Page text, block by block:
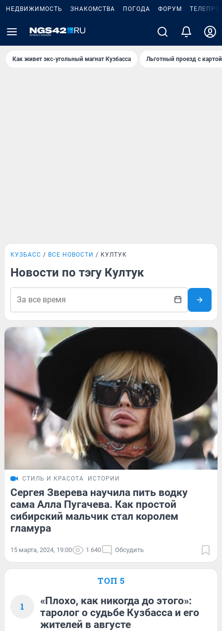
НЕДВИЖИМОСТЬ ЗНАКОМСТВА ПОГОДА ФОРУМ
Как живет экс-угольный магнат Кузбасса Льготный проезд с
КУЗБАСС ВСЕ НОВОСТИ КУЛТУК
Новости по тэгу Култук
СТИЛЬ И КРАСОТА ИСТОРИИ
Сергея Зверева научила пить водку
сама Алла Пугачева. Как простой
сибирский мальчик стал королем
гламура
15 марта, 2024, 19:00 1 640 Обсудить
ТОП 5
1
«Плохо, как никогда до этого»:
таролог о судьбе Кузбасса и его
жителей в августе